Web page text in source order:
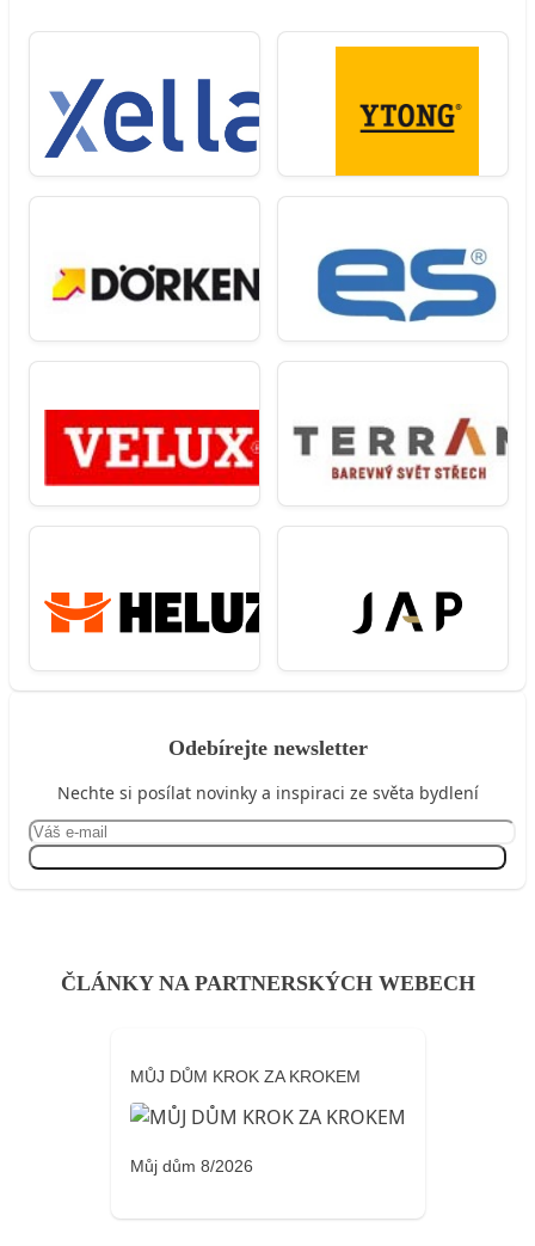
Odebírejte newsletter
Nechte si posílat novinky a inspiraci ze světa bydlení
ČLÁNKY NA PARTNERSKÝCH WEBECH
MŮJ DŮM KROK ZA KROKEM
Můj dům 8/2026